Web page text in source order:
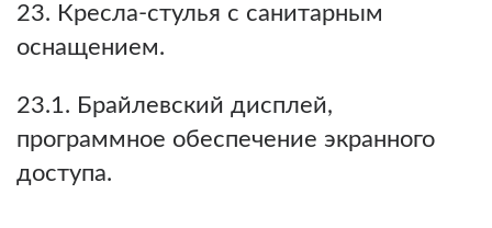
23. Кресла-стулья с санитарным
оснащением.
23.1. Брайлевский дисплей,
программное обеспечение экранного
доступа.